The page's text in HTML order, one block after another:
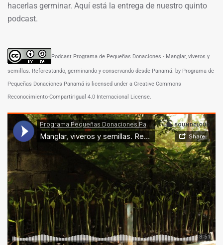
hacerlas germinar. Aquí está la entrega de nuestro quinto
podcast.
Podcast Programa de Pequeñas Donaciones - Manglar, viveros y
semillas. Reforestando, germinando y conservando desde Panamá. by Programa de
Pequeñas Donaciones Panamá is licensed under a Creative Commons
Reconocimiento-CompartirIgual 4.0 Internacional License.